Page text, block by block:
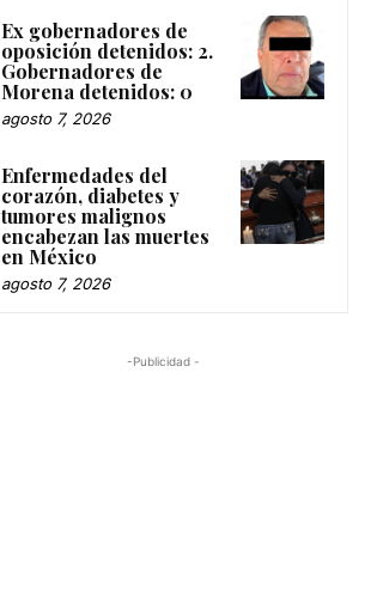
Ex gobernadores de
oposición detenidos: 2.
Gobernadores de
Morena detenidos: 0
agosto 7, 2026
Enfermedades del
corazón, diabetes y
tumores malignos
encabezan las muertes
en México
agosto 7, 2026
-Publicidad -